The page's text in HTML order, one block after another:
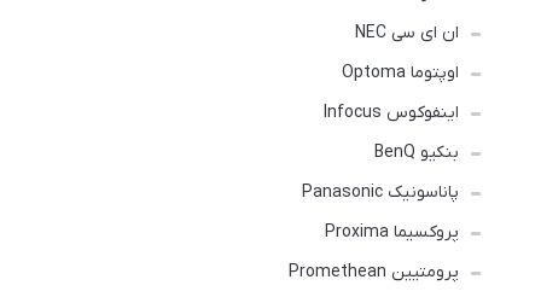
ان ای سی NEC
اوپتوما Optoma
اینفوکوس Infocus
بنکیو BenQ
پاناسونیک Panasonic
پروکسیما Proxima
پرومتیین Promethean